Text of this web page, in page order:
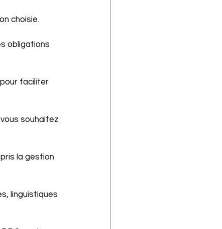
choisie.
obligations
faciliter
souhaitez
la gestion
linguistiques